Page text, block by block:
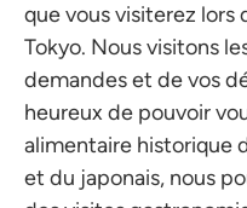
que vous visiterez
Tokyo. Nous visitons
demandes et de vos
heureux de pouvoir
alimentaire historique
et du japonais, nous